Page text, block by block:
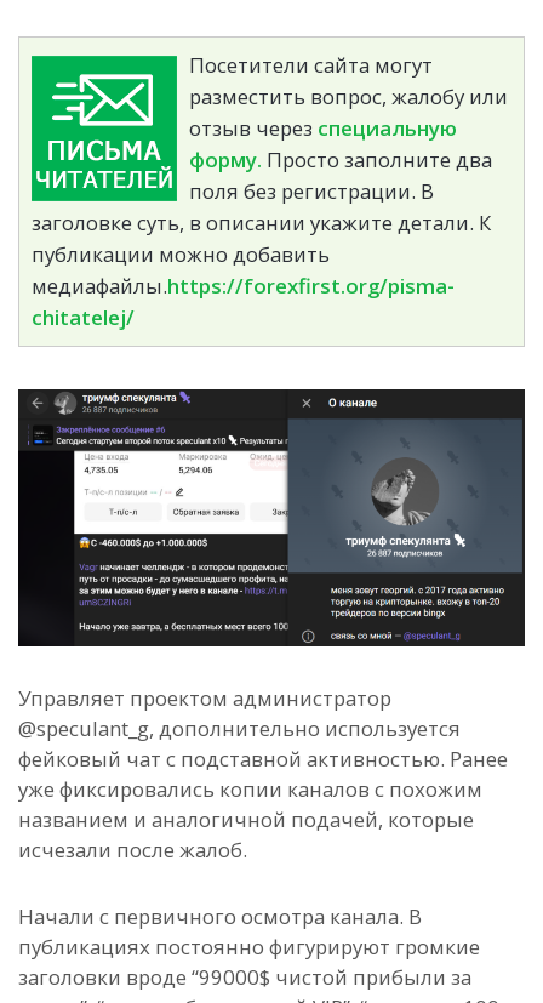
Посетители сайта могут
разместить вопрос, жалобу или
отзыв через специальную
форму. Просто заполните два
поля без регистрации. В
заголовке суть, в описании укажите детали. К
публикации можно добавить
медиафайлы.https://forexfirst.org/pisma-
chitatelej/
Управляет проектом администратор
@speculant_g, дополнительно используется
фейковый чат с подставной активностью. Ранее
уже фиксировались копии каналов с похожим
названием и аналогичной подачей, которые
исчезали после жалоб.
Начали с первичного осмотра канала. В
публикациях постоянно фигурируют громкие
заголовки вроде “99000$ чистой прибыли за